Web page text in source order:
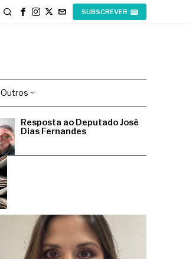
SUBSCREVER
Outros
Resposta ao Deputado José
Dias Fernandes